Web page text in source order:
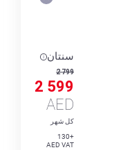
سنتان
2 799
2 599
AED
كل شهر
+130
AED VAT